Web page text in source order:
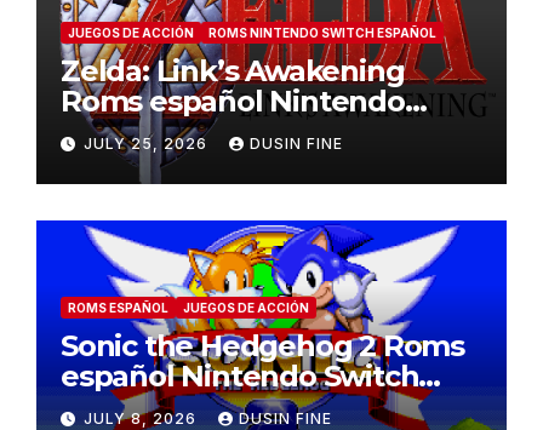
JUEGOS DE ACCIÓN ROMS NINTENDO SWITCH ESPAÑOL
Zelda: Link’s Awakening
Roms español Nintendo
Switch (V1.2)
JULY 25, 2026 DUSIN FINE
ROMS ESPAÑOL JUEGOS DE ACCIÓN
Sonic the Hedgehog 2 Roms
español Nintendo Switch
(v1.0.2)
JULY 8, 2026 DUSIN FINE